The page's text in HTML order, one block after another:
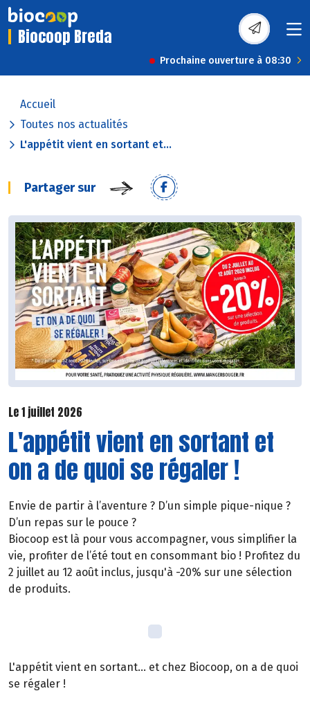
Biocoop Breda
Prochaine ouverture à 08:30
Accueil
Toutes nos actualités
L'appétit vient en sortant et...
Partager sur
Le 1 juillet 2026
L'appétit vient en sortant et
on a de quoi se régaler !
Envie de partir à l’aventure ? D’un simple pique-nique ?
D’un repas sur le pouce ?
Biocoop est là pour vous accompagner, vous simplifier la
vie, profiter de l’été tout en consommant bio ! Profitez du
2 juillet au 12 août inclus, jusqu'à -20% sur une sélection
de produits.
L'appétit vient en sortant... et chez Biocoop, on a de quoi
se régaler !